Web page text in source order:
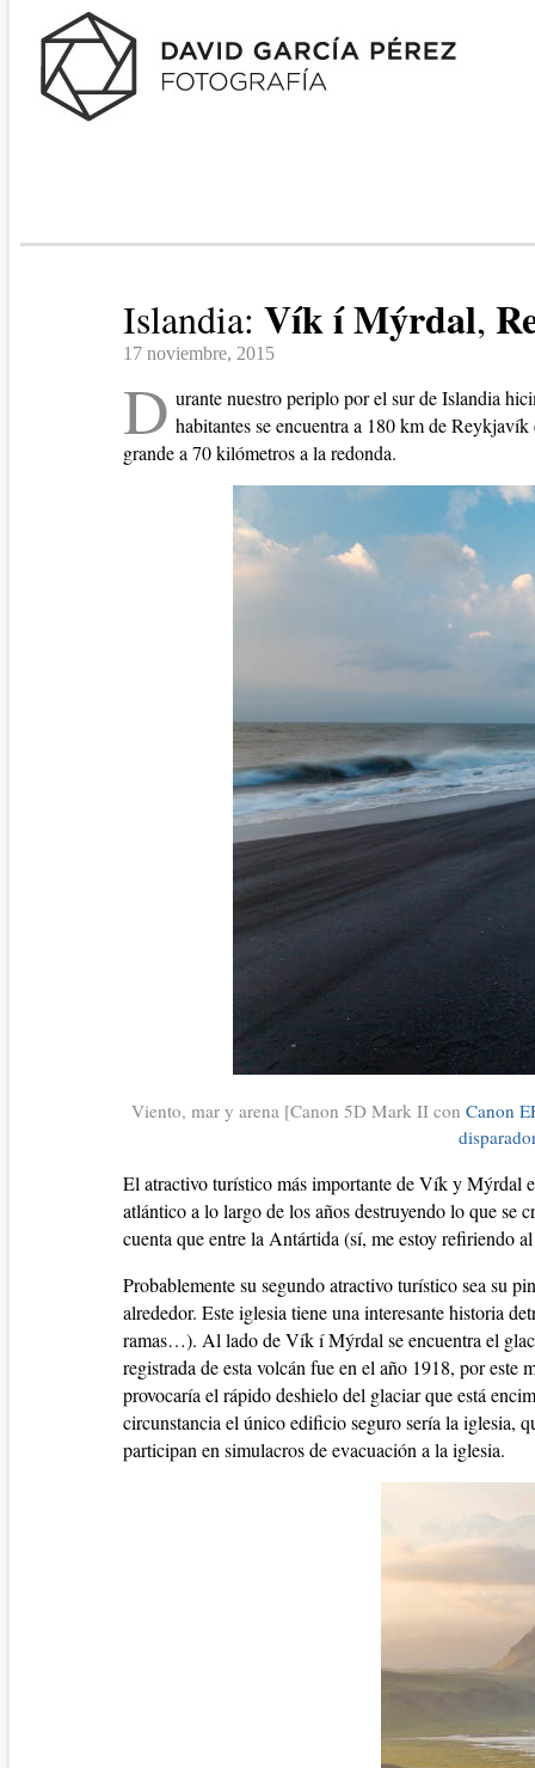
Islandia: Vík í Mýrdal,
17 noviembre, 2015
D urante nuestro periplo por el sur de Islandia
habitantes se encuentra a 180 km de
grande a 70 kilómetros a la redonda.
Viento, mar y arena [Canon 5D Mark II con Canon
El atractivo turístico más importante de Vík y Mýrdal
atlántico a lo largo de los años destruyendo lo que se
cuenta que entre la Antártida (sí, me estoy refiriendo
Probablemente su segundo atractivo turístico sea su
alrededor. Este iglesia tiene una interesante historia
ramas…). Al lado de Vík í Mýrdal se encuentra el
registrada de esta volcán fue en el año 1918, por
provocaría el rápido deshielo del glaciar que está
circunstancia el único edificio seguro sería la iglesia,
participan en simulacros de evacuación a la iglesia.